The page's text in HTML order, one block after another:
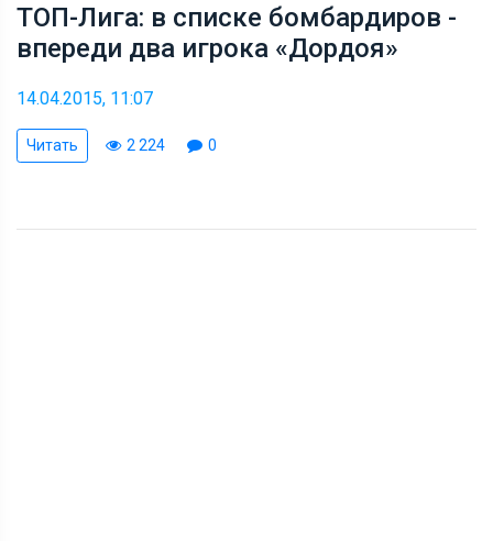
ТОП-Лига: в списке бомбардиров -
впереди два игрока «Дордоя»
14.04.2015, 11:07
Читать 2 224 0